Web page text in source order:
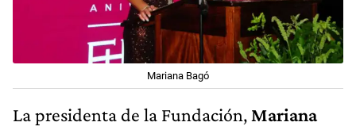
Mariana Bagó
La presidenta de la Fundación, Mariana